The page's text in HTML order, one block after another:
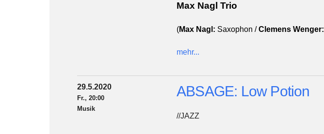
Max Nagl Trio
(Max Nagl: Saxophon /Clemens Wenger:
mehr...
29.5.2020
Fr., 20:00
Musik
ABSAGE: Low Potion
//JAZZ